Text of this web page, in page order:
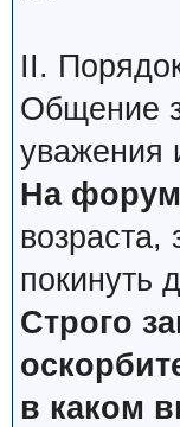
II.
Общение
уважения
На
возраста,
покинуть
Строго
в каком